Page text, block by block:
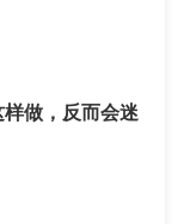
样做，反而会迷